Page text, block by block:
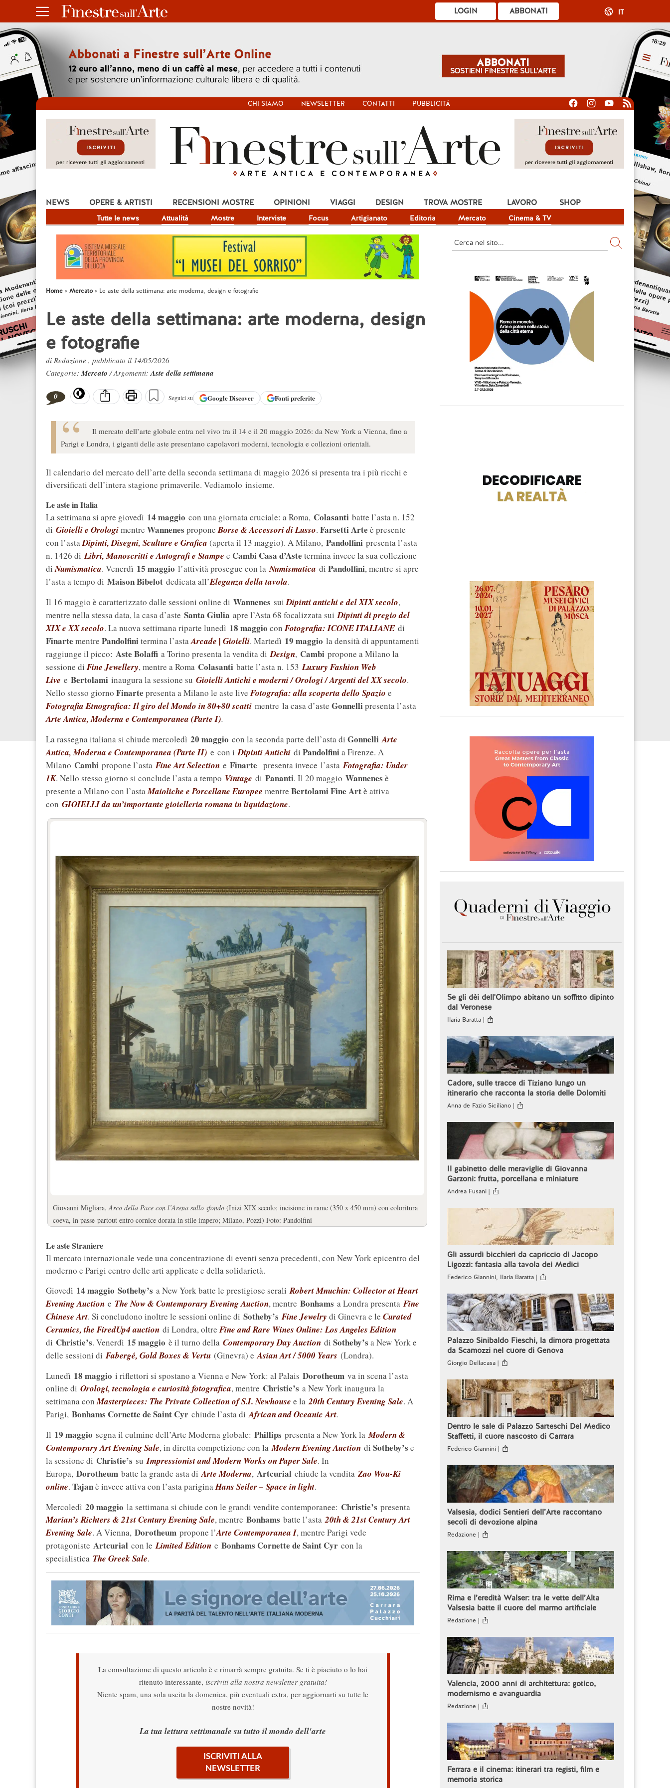
ABBONATI
LOGIN IT
CHI SIAMO NEWSLETTER CONTATTI PUBBLICITÀ
NEWS
Tutte le news Attualità Mostre Interviste Focus Artigianato Editoria Mercato Cinema & TV
OPERE & ARTISTI RECENSIONI MOSTRE OPINIONI VIAGGI DESIGN TROVA MOSTRE LAVORO SHOP
Home Mercato Le aste della settimana: arte moderna, design e fotografie
Le aste della settimana: arte moderna, design
e fotografie
di Redazione , pubblicato il 14/05/2026
Categorie:Mercato/ Argomenti:Aste della settimana
0 Seguici su GoogleDiscover Fonti preferite
Il mercato dell’arte globale entra nel vivo tra il 14 e il 20 maggio 2026: da New York a Vienna, fino a
Parigi e Londra, i giganti delle aste presentano capolavori moderni, tecnologia e collezioni orientali.
Il calendario del mercato dell’arte della seconda settimana di maggio 2026 si presenta tra i più ricchi e
diversificati dell’intera stagione primaverile. Vediamolo insieme.
Le aste in Italia
La settimana si apre giovedì 14 maggio con una giornata cruciale: a Roma, Colasanti batte l’asta n. 152
di Gioielli e Orologimentre Wannenes propone Borse & Accessori di Lusso. Farsetti Arte è presente
con l’astaDipinti, Disegni, Sculture e Grafica (aperta il 13 maggio). A Milano, Pandolfini presenta l’asta
n. 1426 diLibri, Manoscritti e Autografi e Stampe e Cambi Casa d’Aste termina invece la sua collezione
diNumismatica. Venerdì 15 maggio l’attività prosegue con laNumismatica di Pandolfini, mentre si apre
l’asta a tempo di Maison Bibelot dedicata all’Eleganza della tavola.
Il 16 maggio è caratterizzato dalle sessioni online di Wannenes suiDipinti antichi e del XIX secolo,
mentre nella stessa data, la casa d’aste Santa Giulia apre l’Asta 68 focalizzata suiDipinti di pregio del
XIX e XX secolo. La nuova settimana riparte lunedì 18 maggio conFotografia: ICONE ITALIANE di
Finarte mentre Pandolfinitermina l’astaArcade | Gioielli. Martedì 19 maggio la densità di appuntamenti
raggiunge il picco: Aste Bolaffi a Torino presenta la vendita diDesign, Cambi propone a Milano la
sessione diFine Jewellery, mentre a Roma Colasanti batte l’asta n. 153Luxury Fashion Web
Live e Bertolami inaugura la sessione su Gioielli Antichi e moderni / Orologi / Argenti del XX secolo.
Nello stesso giorno Finarte presenta a Milano le aste liveFotografia: alla scoperta dello Spazio e
Fotografia Etnografica: Il giro del Mondo in 80+80 scatti mentre la casa d’aste Gonnellipresenta l’asta
Arte Antica, Moderna e Contemporanea (Parte I).
La rassegna italiana si chiude mercoledì 20 maggio con la seconda parte dell’asta di GonnelliArte
Antica, Moderna e Contemporanea (Parte II) e con iDipinti Antichi di Pandolfinia Firenze. A
Milano Cambi propone l’astaFine Art Selection e Finarte presenta invece l’astaFotografia: Under
1K. Nello stesso giorno si conclude l’asta a tempo Vintage di Pananti. Il 20 maggio Wannenes è
presente a Milano con l’astaMaioliche e Porcellane Europee mentre Bertolami Fine Artè attiva
con GIOIELLI da un’importante gioielleria romana in liquidazione.
Giovanni Migliara,Arco della Pace con l’Arena sullo sfondo (Inizi XIX secolo; incisione in rame (350 x 450 mm) con coloritura
coeva, in passe-partout entro cornice dorata in stile impero; Milano, Pozzi) Foto: Pandolfini
Le aste Straniere
Il mercato internazionale vede una concentrazione di eventi senza precedenti, con New York epicentro del
moderno e Parigi centro delle arti applicate e della solidarietà.
Giovedì 14 maggio Sotheby’s a New York batte le prestigiose seraliRobert Mnuchin: Collector at Heart
Evening Auction e The Now & Contemporary Evening Auction, mentre Bonhams a Londra presentaFine
Chinese Art. Si concludono inoltre le sessioni online di Sotheby’s Fine Jewelry di Ginevra e le Curated
Ceramics, the FiredUp4 auction di Londra, oltreFine and Rare Wines Online: Los Angeles Edition
di Christie’s. Venerdì 15 maggio è il turno della Contemporary Day Auction di Sotheby’s a New York e
delle sessioni diFabergé, Gold Boxes & Vertu (Ginevra) eAsian Art / 5000 Years (Londra).
Lunedì 18 maggio i riflettori si spostano a Vienna e New York: al Palais Dorotheum va in scena l’asta
online di Orologi, tecnologia e curiosità fotografica, mentre Christie’s a New York inaugura la
settimana conMasterpieces: The Private Collection of S.I. Newhouse e la20th Century Evening Sale. A
Parigi, Bonhams Cornette de Saint Cyr chiude l’asta diAfrican and Oceanic Art.
Il 19 maggio segna il culmine dell’Arte Moderna globale: Phillips presenta a New York laModern &
Contemporary Art Evening Sale, in diretta competizione con laModern Evening Auction di Sotheby’s e
la sessione di Christie’s suImpressionist and Modern Works on Paper Sale. In
Europa, Dorotheum batte la grande asta diArte Moderna, Artcurial chiude la venditaZao Wou-Ki
online. Tajanè invece attiva con l’asta pariginaHans Seiler – Space in light.
Mercoledì 20 maggio la settimana si chiude con le grandi vendite contemporanee: Christie’s presenta
Marian’s Richters & 21st Century Evening Sale, mentre Bonhams batte l’asta20th & 21st Century Art
Evening Sale. A Vienna, Dorotheum propone l’Arte Contemporanea I, mentre Parigi vede
protagoniste Artcurial con leLimited Edition e Bonhams Cornette de Saint Cyr con la
specialistica The Greek Sale.
La consultazione di questo articolo è e rimarrà sempre gratuita. Se ti è piaciuto o lo hai
ritenuto interessante, iscriviti alla nostra newsletter gratuita!
Niente spam, una sola uscita la domenica, più eventuali extra, per aggiornarti su tutte le
nostre novità!
La tua lettura settimanale su tutto il mondo dell'arte
ISCRIVITI ALLA
NEWSLETTER
Se gli dèi dell'Olimpo abitano un soffitto dipinto
dal Veronese
Ilaria Baratta |
Cadore, sulle tracce di Tiziano lungo un
itinerario che racconta la storia delle Dolomiti
Anna de Fazio Siciliano |
Il gabinetto delle meraviglie di Giovanna
Garzoni: frutta, porcellana e miniature
Andrea Fusani |
Gli assurdi bicchieri da capriccio di Jacopo
Ligozzi: fantasia alla tavola dei Medici
Federico Giannini, Ilaria Baratta |
Palazzo Sinibaldo Fieschi, la dimora progettata
da Scamozzi nel cuore di Genova
Giorgio Dellacasa |
Dentro le sale di Palazzo Sarteschi Del Medico
Staffetti, il cuore nascosto di Carrara
Federico Giannini |
Valsesia, dodici Sentieri dell’Arte raccontano
secoli di devozione alpina
Redazione |
Rima e l’eredità Walser: tra le vette dell’Alta
Valsesia batte il cuore del marmo artificiale
Redazione |
Valencia, 2000 anni di architettura: gotico,
modernismo e avanguardia
Redazione |
Ferrara e il cinema: itinerari tra registi, film e
memoria storica